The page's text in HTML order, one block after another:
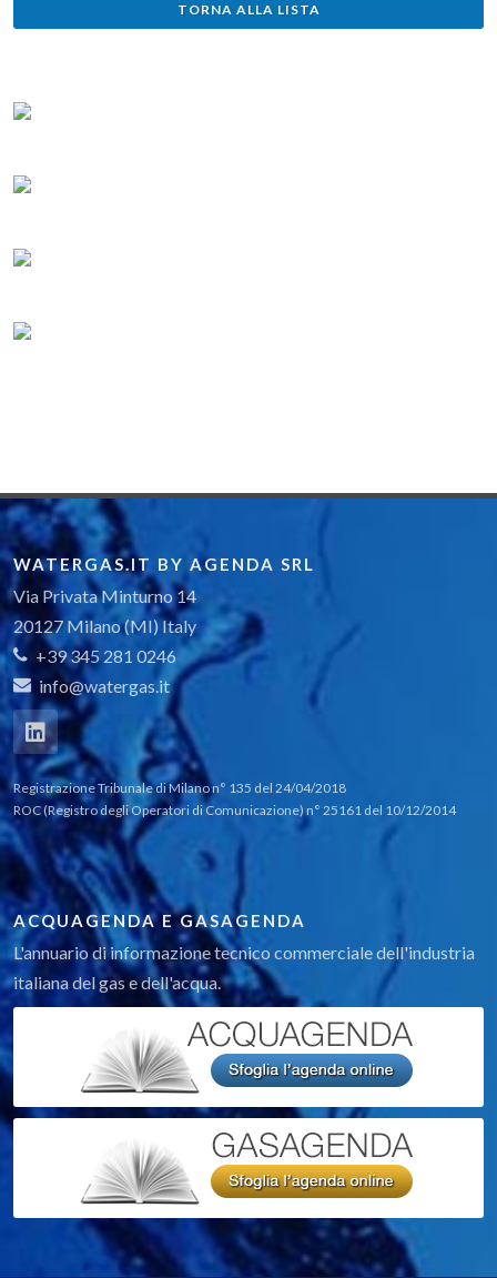
TORNA ALLA LISTA
WATERGAS.IT BY AGENDA SRL
Via Privata Minturno 14
20127 Milano (MI) Italy
+39 345 281 0246
info@watergas.it
Registrazione Tribunale di Milano n° 135 del 24/04/2018
ROC (Registro degli Operatori di Comunicazione) n° 25161 del 10/12/2014
ACQUAGENDA E GASAGENDA
L'annuario di informazione tecnico commerciale dell'industria
italiana del gas e dell'acqua.